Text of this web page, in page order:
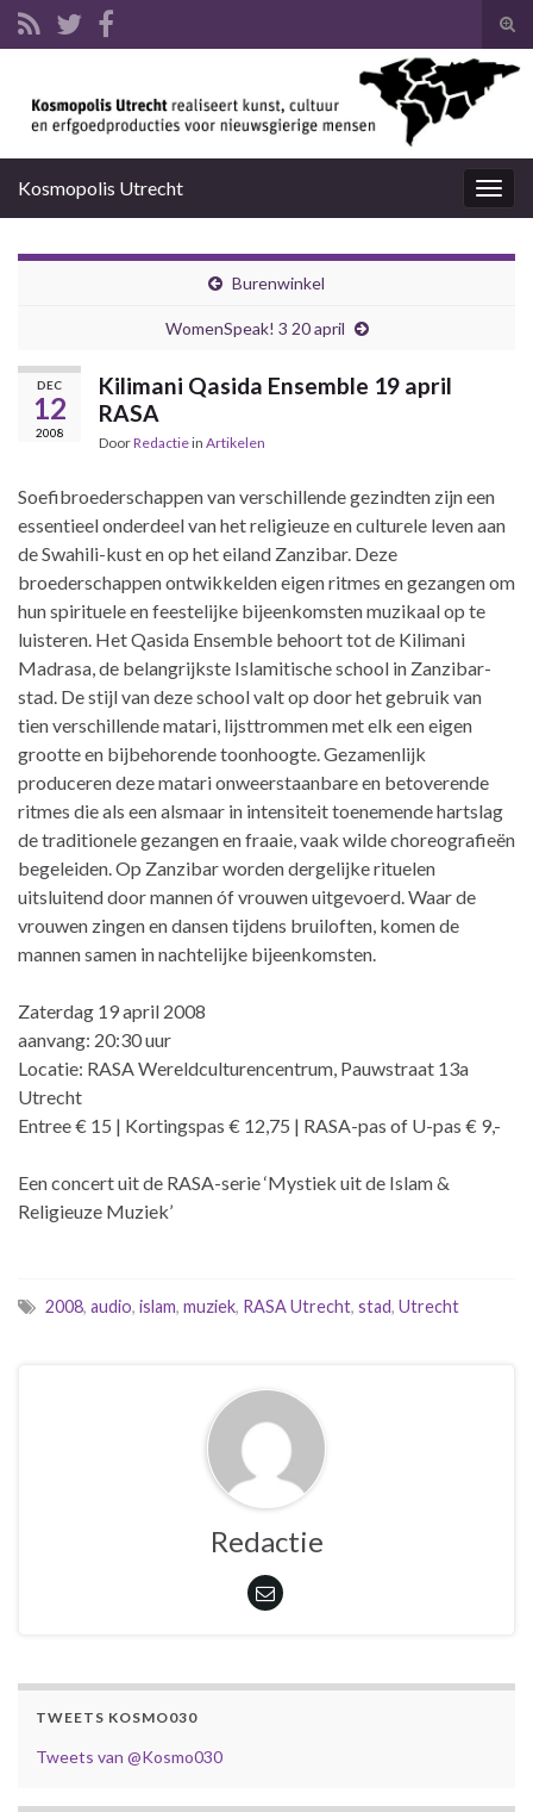
Kosmopolis Utrecht
Burenwinkel
WomenSpeak! 3 20 april
DEC
12
2008
Kilimani Qasida Ensemble 19 april
RASA
DoorRedactiein Artikelen
Soefibroederschappen van verschillende gezindten zijn een
essentieel onderdeel van het religieuze en culturele leven aan
de Swahili-kust en op het eiland Zanzibar. Deze
broederschappen ontwikkelden eigen ritmes en gezangen om
hun spirituele en feestelijke bijeenkomsten muzikaal op te
luisteren. Het Qasida Ensemble behoort tot de Kilimani
Madrasa, de belangrijkste Islamitische school in Zanzibar-
stad. De stijl van deze school valt op door het gebruik van
tien verschillende matari, lijsttrommen met elk een eigen
grootte en bijbehorende toonhoogte. Gezamenlijk
produceren deze matari onweerstaanbare en betoverende
ritmes die als een alsmaar in intensiteit toenemende hartslag
de traditionele gezangen en fraaie, vaak wilde choreografieën
begeleiden. Op Zanzibar worden dergelijke rituelen
uitsluitend door mannen óf vrouwen uitgevoerd. Waar de
vrouwen zingen en dansen tijdens bruiloften, komen de
mannen samen in nachtelijke bijeenkomsten.
Zaterdag 19 april 2008
aanvang: 20:30 uur
Locatie: RASA Wereldculturencentrum, Pauwstraat 13a
Utrecht
Entree € 15 | Kortingspas € 12,75 | RASA-pas of U-pas € 9,-
Een concert uit de RASA-serie ‘Mystiek uit de Islam &
Religieuze Muziek’
2008, audio, islam, muziek, RASA Utrecht, stad, Utrecht
Redactie
TWEETS KOSMO030
Tweets van @Kosmo030